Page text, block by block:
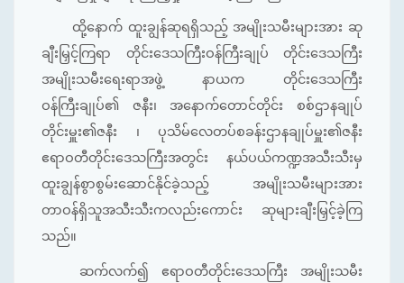
ထို့နောက် ထူးချွန်ဆုရရှိသည့် အမျိုးသမီးများအား ဆု
ချီးမြှင့်ကြရာ တိုင်းဒေသကြီးဝန်ကြီးချုပ် တိုင်းဒေသကြီး
အမျိုးသမီးရေးရာအဖွဲ့ နာယက တိုင်းဒေသကြီး
ဝန်ကြီးချုပ်၏ ဇနီး၊ အနောက်တောင်တိုင်း စစ်ဌာနချုပ်
တိုင်းမှူး၏ဇနီး ၊ ပုသိမ်လေတပ်စခန်းဌာနချုပ်မှူး၏ဇနီး
ဧရာဝတီတိုင်းဒေသကြီးအတွင်း နယ်ပယ်ကဏ္ဍအသီးသီးမှ
ထူးချွန်စွာစွမ်းဆောင်နိုင်ခဲ့သည့် အမျိုးသမီးများအား
တာဝန်ရှိသူအသီးသီးကလည်းကောင်း ဆုများချီးမြှင့်ခဲ့ကြ
သည်။
ဆက်လက်၍ ဧရာဝတီတိုင်းဒေသကြီး အမျိုးသမီး